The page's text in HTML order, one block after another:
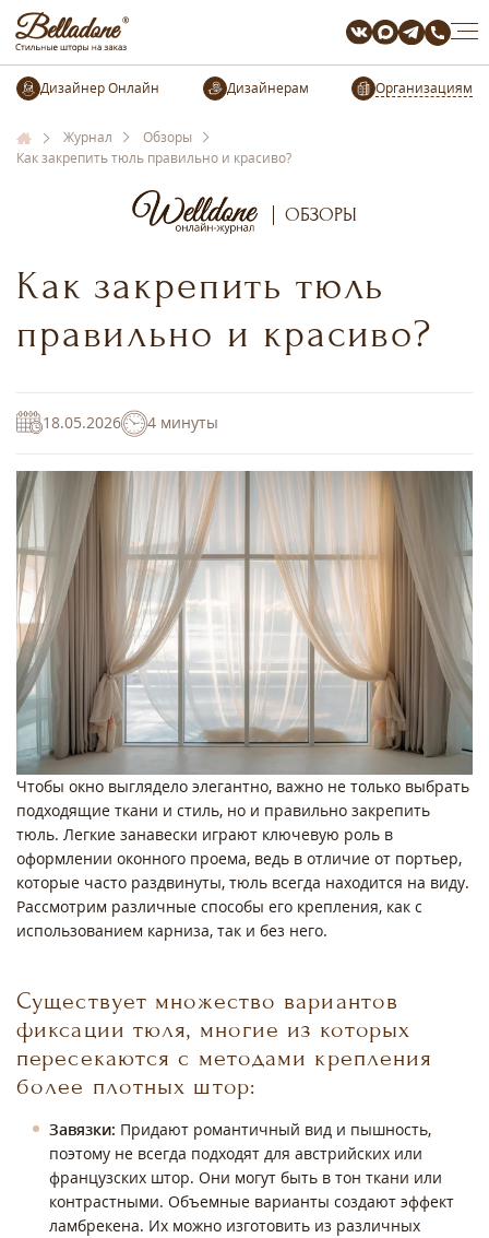
Организациям
Журнал
Обзоры
Как закрепить тюль правильно и красиво?
ОБЗОРЫ
Как закрепить тюль
правильно и красиво?
18.05.2026 4 минуты
Чтобы окно выглядело элегантно, важно не только выбрать
подходящие ткани и стиль, но и правильно закрепить
тюль. Легкие занавески играют ключевую роль в
оформлении оконного проема, ведь в отличие от портьер,
которые часто раздвинуты, тюль всегда находится на виду.
Рассмотрим различные способы его крепления, как с
использованием карниза, так и без него.
Существует множество вариантов
фиксации тюля, многие из которых
пересекаются с методами крепления
более плотных штор:
Завязки: Придают романтичный вид и пышность,
поэтому не всегда подходят для австрийских или
французских штор. Они могут быть в тон ткани или
контрастными. Объемные варианты создают эффект
ламбрекена. Их можно изготовить из различных